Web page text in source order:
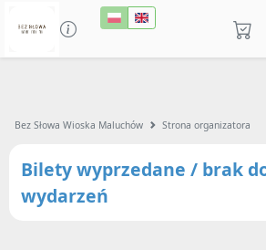
Bez Słowa Wioska Maluchów Strona organizatora
Bilety wyprzedane / brak
wydarzeń